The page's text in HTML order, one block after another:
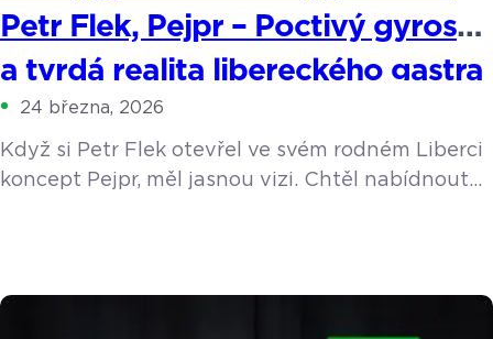
Petr Flek, Pejpr – Poctivý gyros
a tvrdá realita libereckého gastra
24 března, 2026
Když si Petr Flek otevřel ve svém rodném Liberci
koncept Pejpr, měl jasnou vizi. Chtěl nabídnout
manažer restaurace La Gare vidí stále více